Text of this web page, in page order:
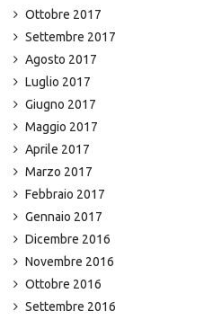
Ottobre 2017
Settembre 2017
Agosto 2017
Luglio 2017
Giugno 2017
Maggio 2017
Aprile 2017
Marzo 2017
Febbraio 2017
Gennaio 2017
Dicembre 2016
Novembre 2016
Ottobre 2016
Settembre 2016